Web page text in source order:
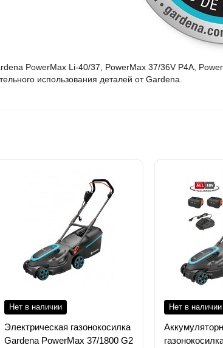
PowerMax Li-40/37, PowerMax 37/36V P4A,
использования деталей от Gardena.
Нет в наличии
Электрическая газонокосилка
Gardena PowerMax 37/1800 G2
Нет в наличии